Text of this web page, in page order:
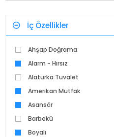
İç Özellikler
Ahşap Doğrama
Alarm - Hırsız
Alaturka Tuvalet
Amerikan Mutfak
Asansör
Barbekü
Boyalı